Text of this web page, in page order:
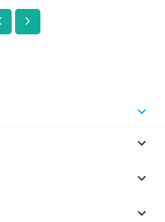



